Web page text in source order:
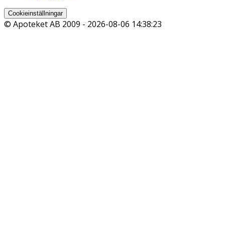
Cookieinställningar
© Apoteket AB 2009 - 2026-08-06 14:38:23